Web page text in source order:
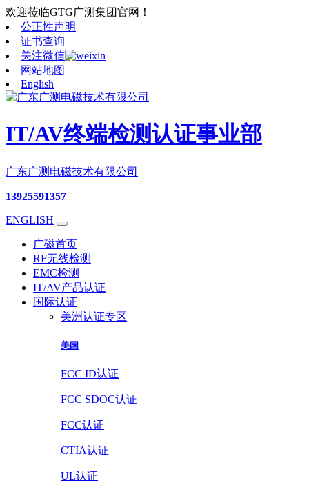
欢迎莅临GTG广测集团官网！
公正性声明
证书查询
关注微信
网站地图
English
IT/AV终端检测认证事业部
广东广测电磁技术有限公司
13925591357
ENGLISH
广磁首页
RF无线检测
EMC检测
IT/AV产品认证
国际认证
美洲认证专区
美国
FCC ID认证
FCC SDOC认证
FCC认证
CTIA认证
UL认证